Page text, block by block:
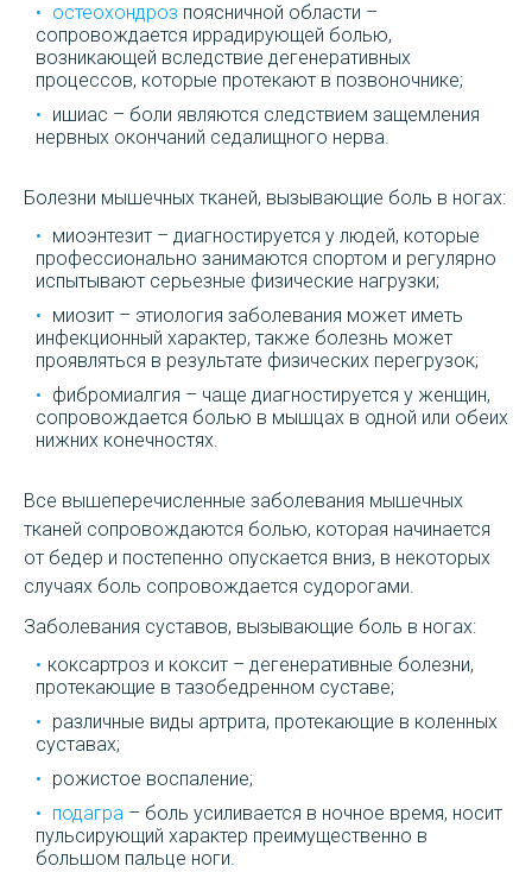
остеохондроз поясничной области –
сопровождается иррадирующей болью,
возникающей вследствие дегенеративных
процессов, которые протекают в позвоночнике;
ишиас – боли являются следствием защемления
нервных окончаний седалищного нерва.
Болезни мышечных тканей, вызывающие боль в ногах:
миоэнтезит – диагностируется у людей, которые
профессионально занимаются спортом и регулярно
испытывают серьезные физические нагрузки;
миозит – этиология заболевания может иметь
инфекционный характер, также болезнь может
проявляться в результате физических перегрузок;
фибромиалгия – чаще диагностируется у женщин,
сопровождается болью в мышцах в одной или обеих
нижних конечностях.
Все вышеперечисленные заболевания мышечных
тканей сопровождаются болью, которая начинается
от бедер и постепенно опускается вниз, в некоторых
случаях боль сопровождается судорогами.
Заболевания суставов, вызывающие боль в ногах:
коксартроз и коксит – дегенеративные болезни,
протекающие в тазобедренном суставе;
различные виды артрита, протекающие в коленных
суставах;
рожистое воспаление;
подагра – боль усиливается в ночное время, носит
пульсирующий характер преимущественно в
большом пальце ноги.